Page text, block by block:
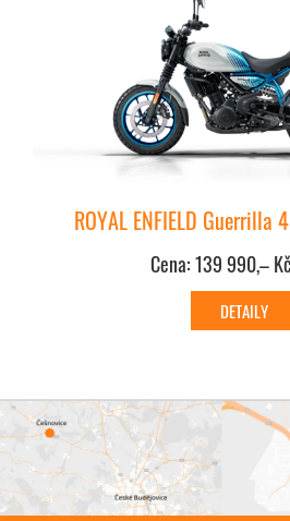
ROYAL ENFIELD Guerrilla
Cena: 139 990,–